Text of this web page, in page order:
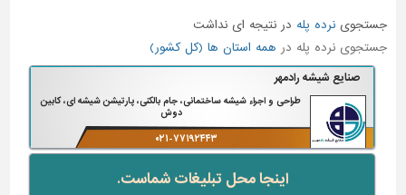
ساختمانی
پله،
نرده
و
حفاظ
دیوارپوش،
جستجوینرده پله درنتیجه ای نداشت
جستجوی نرده پله در همه استان ها (کل کشور)
صنایع شیشه رادمهر
طراحی و اجراء شیشه ساختمانی، جام بالکنی، پارتیشن شیشه ای، کابین
دوش
۰۲۱-۷۷۱۹۲۴۴۳
اینجا محل تبلیغات شماست.